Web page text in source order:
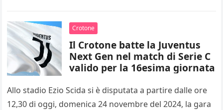
Crotone
Il Crotone batte la Juventus
Next Gen nel match di Serie C
valido per la 16esima giornata
Allo stadio Ezio Scida si è disputata a partire dalle ore
12,30 di oggi, domenica 24 novembre del 2024, la gara